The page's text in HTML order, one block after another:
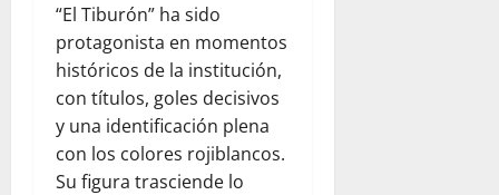
“El Tiburón” ha sido
protagonista en momentos
históricos de la institución,
con títulos, goles decisivos
y una identificación plena
con los colores rojiblancos.
Su figura trasciende lo